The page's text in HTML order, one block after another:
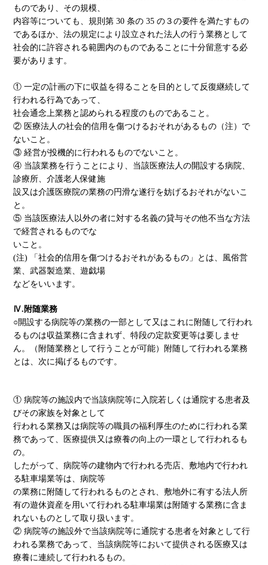
ものであり、その規模、
内容等についても、規則第 30 条の 35 の３の要件を満たすもの
であるほか、法の規定により設立された法人の行う業務として
社会的に許容される範囲内のものであることに十分留意する必
要があります。
① 一定の計画の下に収益を得ることを目的として反復継続して
行われる行為であって、
社会通念上業務と認められる程度のものであること。
② 医療法人の社会的信用を傷つけるおそれがあるもの（注）で
ないこと。
③ 経営が投機的に行われるものでないこと。
④ 当該業務を行うことにより、当該医療法人の開設する病院、
診療所、介護老人保健施
設又は介護医療院の業務の円滑な遂行を妨げるおそれがないこ
と。
⑤ 当該医療法人以外の者に対する名義の貸与その他不当な方法
で経営されるものでな
いこと。
(注) 「社会的信用を傷つけるおそれがあるもの」とは、風俗営
業、武器製造業、遊戯場
などをいいます。
Ⅳ.附随業務
○開設する病院等の業務の一部として又はこれに附随して行われ
るものは収益業務に含まれず、特段の定款変更等は要しませ
ん。（附随業務として行うことが可能）附随して行われる業務
とは、次に掲げるものです。
① 病院等の施設内で当該病院等に入院若しくは通院する患者及
びその家族を対象として
行われる業務又は病院等の職員の福利厚生のために行われる業
務であって、医療提供又は療養の向上の一環として行われるも
の。
したがって、病院等の建物内で行われる売店、敷地内で行われ
る駐車場業等は、病院等
の業務に附随して行われるものとされ、敷地外に有する法人所
有の遊休資産を用いて行われる駐車場業は附随する業務に含ま
れないものとして取り扱います。
② 病院等の施設外で当該病院等に通院する患者を対象として行
われる業務であって、当該病院等において提供される医療又は
療養に連続して行われるもの。